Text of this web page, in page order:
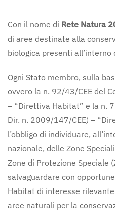
Con il nome di Rete Natura
di aree destinate alla
biologica presenti all’interno
Ogni Stato membro, sulla
ovvero la n. 92/43/CEE del
– “Direttiva Habitat” e la n.
Dir. n. 2009/147/CEE) –
l’obbligo di individuare,
nazionale, delle Zone
Zone di Protezione Speciale
salvaguardare con
Habitat di interesse
aree naturali per la